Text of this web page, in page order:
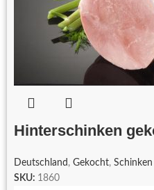
Hinterschinken
Deutschland , Gekocht, Schinken
SKU: 1860